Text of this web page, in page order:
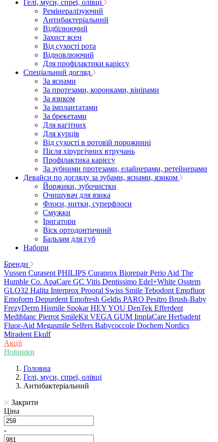
Гелі, муси, спреї, олівці
Ремінералізуючий
Антибактеріальний
Відбілюючий
Захист ясен
Від сухості рота
Відновлюючий
Для профілактики карієсу
Спеціальний догляд
За яснами
За протезами, коронками, вінірами
За язиком
За імплантатами
За брекетами
Для вагітних
Для курців
Від сухості в ротовій порожнині
Після хірургічних втручань
Профілактика карієсу
За зубними протезами, елайнерами, ретейнерами
Девайси по догляду за зубами, яснами, язиком
Йоржики, зубочистки
Очищувач для язика
Флоси, нитки, суперфлоси
Смужки
Іригатори
Віск ортодонтичний
Бальзам для губ
Набори
Бренди
Vussen Curasept PHILIPS Curaprox Biorepair Perio Aid The
Humble Co. ApaCare GC Vitis Dentissimo Edel+White Osstem
GLO32 Halita Interprox Prooral Swiss Smile Tebodont Emofluor
Emoform Depurdent Emofresh Geldis PARO Pesitro Brush-Baby
FrezyDerm Hismile Spokar HEY YOU DenTek Efferdent
Mediblanc Pierrot SmileKit VEGA GUM ImplaCare Herbadent
Fluor-Aid Megasmile Selfers Babycoccole Dochem Nordics
Miradent Ekulf
Акції
Новинки
Головна
Гелі, муси, спреї, олівці
Антибактеріальний
Закрити
Ціна
-